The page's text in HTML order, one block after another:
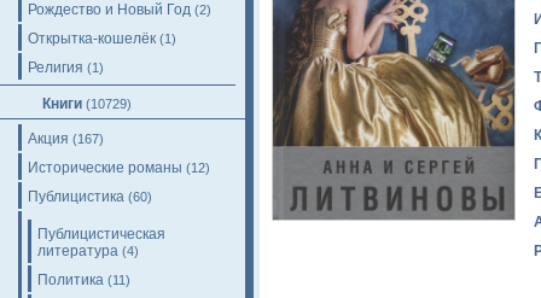
Рождество и Новый Год (2)
Открытка-кошелёк (1)
Религия (1)
Книги (10729)
Акция (167)
Исторические романы (12)
Публицистика (60)
Публицистическая
литература (4)
Политика (11)